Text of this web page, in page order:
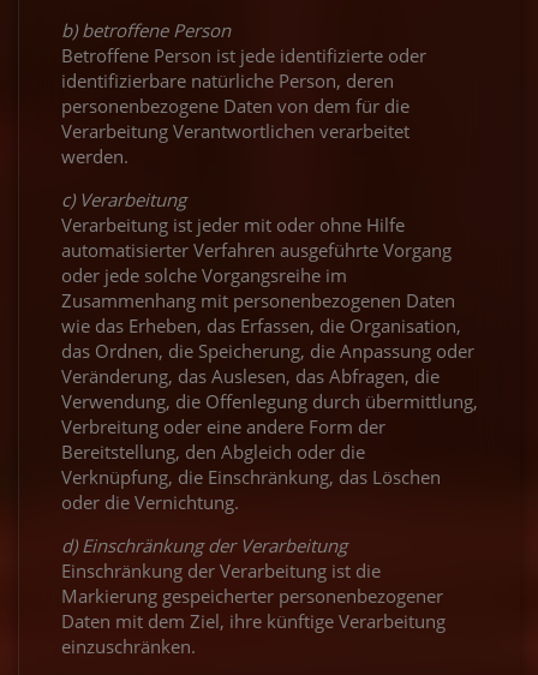
b) betroffene Person
Betroffene Person ist jede identifizierte oder
identifizierbare natürliche Person, deren
personenbezogene Daten von dem für die
Verarbeitung Verantwortlichen verarbeitet
werden.
c) Verarbeitung
Verarbeitung ist jeder mit oder ohne Hilfe
automatisierter Verfahren ausgeführte Vorgang
oder jede solche Vorgangsreihe im
Zusammenhang mit personenbezogenen Daten
wie das Erheben, das Erfassen, die Organisation,
das Ordnen, die Speicherung, die Anpassung oder
Veränderung, das Auslesen, das Abfragen, die
Verwendung, die Offenlegung durch übermittlung,
Verbreitung oder eine andere Form der
Bereitstellung, den Abgleich oder die
Verknüpfung, die Einschränkung, das Löschen
oder die Vernichtung.
d) Einschränkung der Verarbeitung
Einschränkung der Verarbeitung ist die
Markierung gespeicherter personenbezogener
Daten mit dem Ziel, ihre künftige Verarbeitung
einzuschränken.